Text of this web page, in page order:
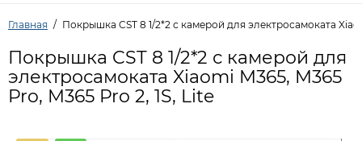
Главная Покрышка CST 8 1/2*2 с камерой для электросамоката
Покрышка CST 8 1/2*2 с камерой для
электросамоката Xiaomi M365, M365
Pro, M365 Pro 2, 1S, Lite